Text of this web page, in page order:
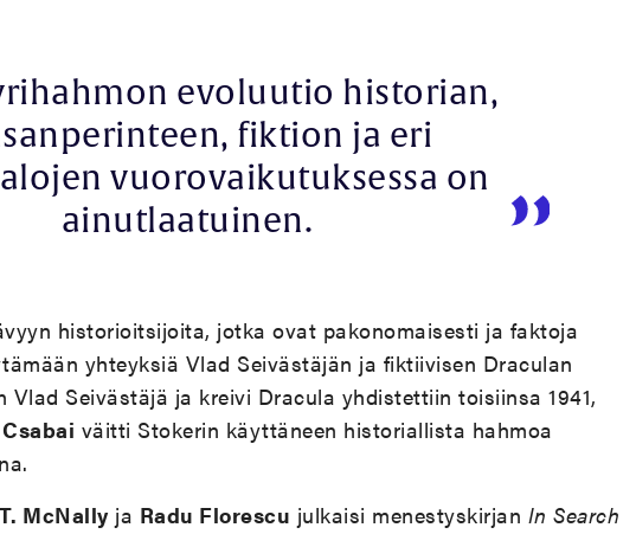
evoluutio historian,
fiktion ja eri
vuorovaikutuksessa on
ainutlaatuinen.
historioitsijoita, jotka ovat pakonomaisesti ja faktoja
yhteyksiä Vlad Seivästäjän ja fiktiivisen Draculan
Vlad Seivästäjä ja kreivi Dracula yhdistettiin toisiinsa 1941,
väitti Stokerin käyttäneen historiallista hahmoa
McNally ja Radu Florescu julkaisi menestyskirjan In Search